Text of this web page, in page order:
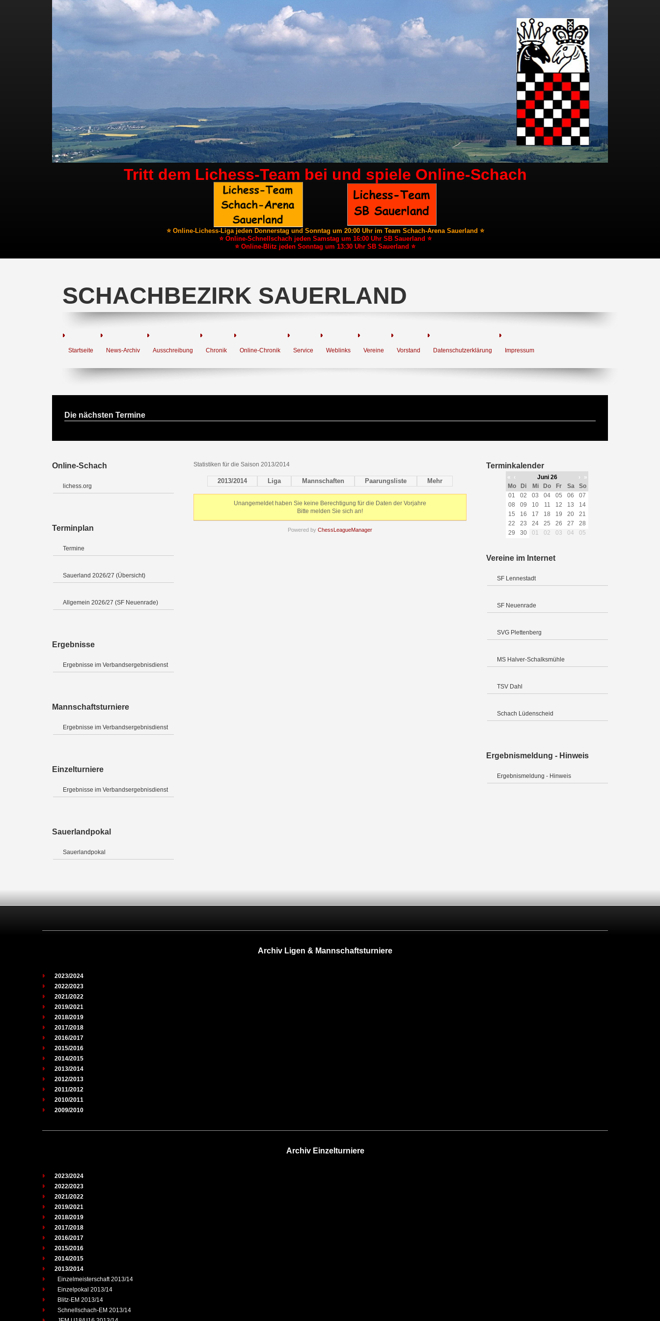
Tritt dem Lichess-Team bei und spiele Online-Schach
⭐ Online-Lichess-Liga jeden Donnerstag und Sonntag um 20:00 Uhr im Team Schach-Arena Sauerland ⭐
⭐ Online-Schnellschach jeden Samstag um 16:00 Uhr SB Sauerland ⭐
⭐ Online-Blitz jeden Sonntag um 13:30 Uhr SB Sauerland ⭐
SCHACHBEZIRK SAUERLAND
Startseite News-Archiv Ausschreibung Chronik Online-Chronik Service Weblinks Vereine Vorstand Datenschutzerklärung Impressum
Die nächsten Termine
Online-Schach
lichess.org
Terminplan
Termine
Sauerland 2026/27 (Übersicht)
Allgemein 2026/27 (SF Neuenrade)
Ergebnisse
Ergebnisse im Verbandsergebnisdienst
Mannschaftsturniere
Ergebnisse im Verbandsergebnisdienst
Einzelturniere
Ergebnisse im Verbandsergebnisdienst
Sauerlandpokal
Sauerlandpokal
Statistiken für die Saison 2013/2014
2013/2014 Liga Mannschaften Paarungsliste Mehr
Unangemeldet haben Sie keine Berechtigung für die Daten der Vorjahre
Bitte melden Sie sich an!
Powered by ChessLeagueManager
Terminkalender
« ‹ Juni 26 ›
»
Mo
Di Mi Do Fr Sa
So
01
02 03 04 05 06
07
08
09 10 11 12 13
14
15
16 17 18 19 20
21
22
23 24 25 26 27
28
29
30 01 02 03 04 05
Vereine im Internet
SF Lennestadt
SF Neuenrade
SVG Plettenberg
MS Halver-Schalksmühle
TSV Dahl
Schach Lüdenscheid
Ergebnismeldung - Hinweis
Ergebnismeldung - Hinweis
Archiv Ligen & Mannschaftsturniere
2023/2024
2022/2023
2021/2022
2019/2021
2018/2019
2017/2018
2016/2017
2015/2016
2014/2015
2013/2014
2012/2013
2011/2012
2010/2011
2009/2010
Archiv Einzelturniere
2023/2024
2022/2023
2021/2022
2019/2021
2018/2019
2017/2018
2016/2017
2015/2016
2014/2015
2013/2014
Einzelmeisterschaft 2013/14
Einzelpokal 2013/14
Blitz-EM 2013/14
Schnellschach-EM 2013/14